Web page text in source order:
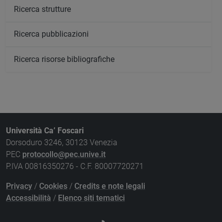
Ricerca strutture
Ricerca pubblicazioni
Ricerca risorse bibliografiche
Università Ca’ Foscari
Dorsoduro 3246, 30123 Venezia
PEC protocollo@pec.unive.it
P.IVA 00816350276 - C.F. 80007720271
Privacy / Cookies / Credits e note legali
Accessibilità / Elenco siti tematici